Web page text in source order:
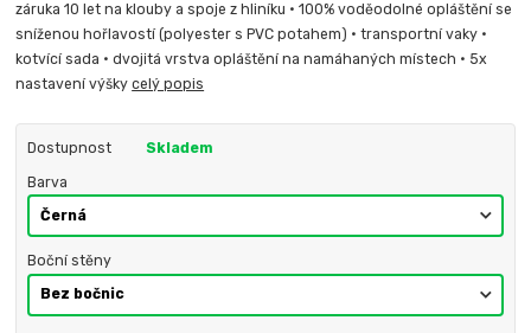
záruka 10 let na klouby a spoje z hliníku • 100% voděodolné opláštění se
sníženou hořlavostí (polyester s PVC potahem) • transportní vaky •
kotvící sada • dvojitá vrstva opláštění na namáhaných místech • 5x
nastavení výškycelý popis
Dostupnost Skladem
Barva
Boční stěny